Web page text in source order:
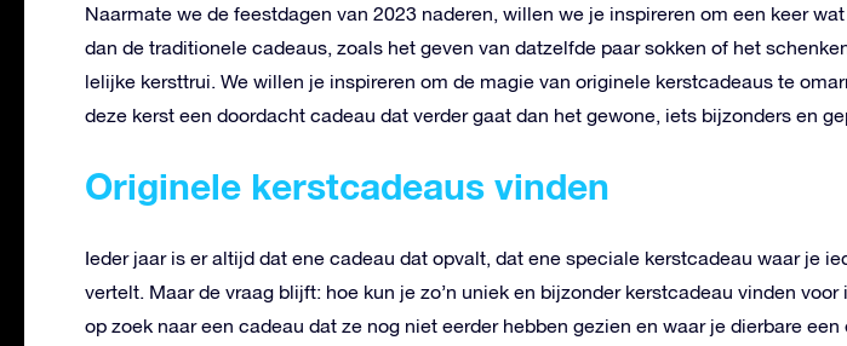
Naarmate we de feestdagen van 2023 naderen, willen we je inspireren om een keer
dan de traditionele cadeaus, zoals het geven van datzelfde paar sokken of het
lelijke kersttrui. We willen je inspireren om de magie van originele kerstcadeaus te
deze kerst een doordacht cadeau dat verder gaat dan het gewone, iets bijzonders en
Originele kerstcadeaus vinden
Ieder jaar is er altijd dat ene cadeau dat opvalt, dat ene speciale kerstcadeau waar je
vertelt. Maar de vraag blijft: hoe kun je zo’n uniek en bijzonder kerstcadeau vinden
op zoek naar een cadeau dat ze nog niet eerder hebben gezien en waar je dierbare